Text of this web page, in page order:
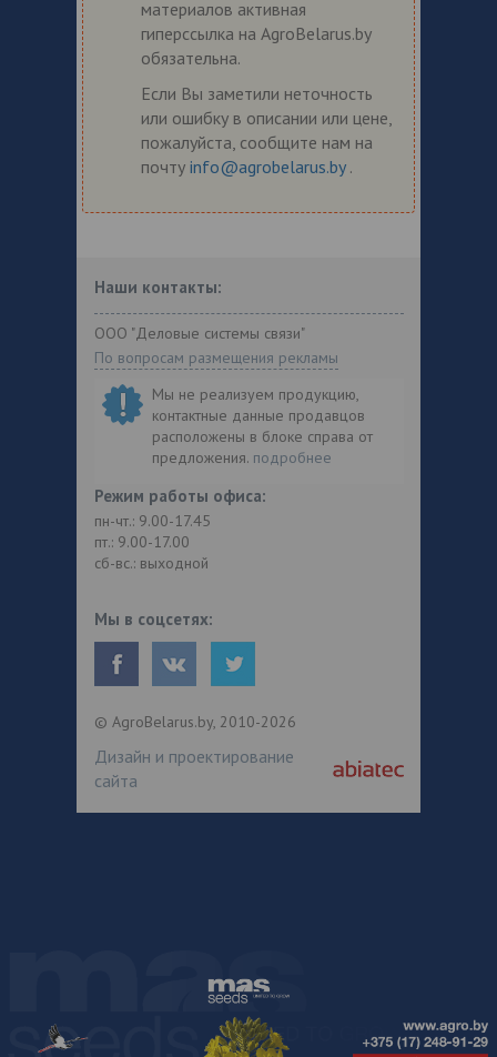
материалов активная
гиперссылка на AgroBelarus.by
обязательна.
Если Вы заметили неточность
или ошибку в описании или цене,
пожалуйста, сообщите нам на
почту info@agrobelarus.by .
Наши контакты:
ООО "Деловые системы связи"
По вопросам размещения рекламы
Мы не реализуем продукцию,
контактные данные продавцов
расположены в блоке справа от
предложения. подробнее
Режим работы офиса:
пн-чт.: 9.00-17.45
пт.: 9.00-17.00
сб-вс.: выходной
Мы в соцсетях:
© AgroBelarus.by, 2010-2026
Дизайн и проектирование
сайта